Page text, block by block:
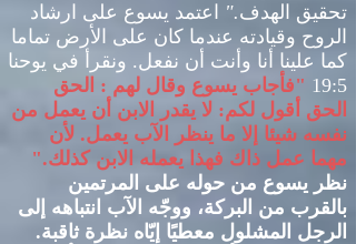
تحقيق الهدف."
اعتمد يسوع على ارشاد
الروح وقيادته عندما كان على الأرض تماما
كما علينا أنا وأنت أن نفعل. ونقرأ في يوحنا
19:5
"فأجاب يسوع وقال لهم : الحق
الحق أقول لكم: لا يقدر الابن أن يعمل من
نفسه شيئا إلا ما ينظر الآب يعمل. لأن
مهما عمل ذاك فهذا يعمله الابن كذلك."
نظر يسوع من حوله على المرتمين
بالقرب من البركة، ووجّه الآب انتباهه إلى
الرجل المشلول معطيًا إيّاه نظرة ثاقبة.